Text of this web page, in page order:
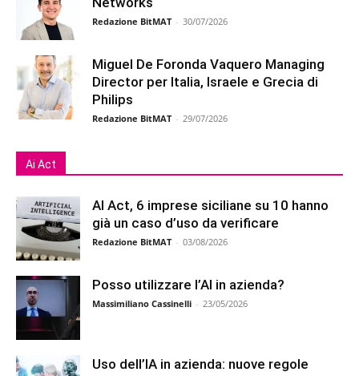
Redazione BitMAT - 30/07/2026
Miguel De Foronda Vaquero Managing
Director per Italia, Israele e Grecia di
Philips
Redazione BitMAT - 29/07/2026
Ai Act
AI Act, 6 imprese siciliane su 10 hanno
già un caso d’uso da verificare
Redazione BitMAT - 03/08/2026
Posso utilizzare l’AI in azienda?
Massimiliano Cassinelli - 23/05/2026
Uso dell’IA in azienda: nuove regole